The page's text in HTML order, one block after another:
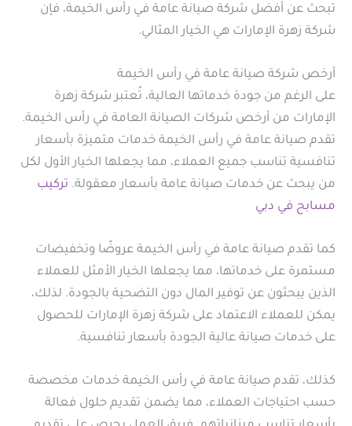
تبحث عن أفضل شركة صيانة عامة في رأس الخيمة، فإن
شركة زهرة الإمارات هي الخيار المثالي.
أرخص شركة صيانة عامة في رأس الخيمة
على الرغم من جودة خدماتها العالية، تُعتبر شركة زهرة
الإمارات من أرخص شركات الصيانة العامة في رأس الخيمة.
تقدم صيانة عامة في رأس الخيمة خدمات متميزة بأسعار
تنافسية تناسب جميع العملاء، مما يجعلها الخيار الأول لكل
من يبحث عن خدمات صيانة عامة بأسعار معقولة. تركيب
مسابح في دبي
كما تقدم صيانة عامة في رأس الخيمة عروضًا وتخفيضات
مستمرة على خدماتها، مما يجعلها الخيار الأمثل للعملاء
الذين يبحثون عن توفير المال دون التضحية بالجودة. لذلك،
يمكن للعملاء الاعتماد على شركة زهرة الإمارات للحصول
على خدمات صيانة عالية الجودة بأسعار تنافسية.
كذلك، تقدم صيانة عامة في رأس الخيمة خدمات مخصصة
حسب احتياجات العملاء، مما يضمن تقديم حلول فعالة